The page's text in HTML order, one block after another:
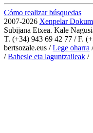
Cómo realizar búsquedas
2007-2026 Xenpelar
Subijana Etxea. Kale
T. (+34) 943 69 42 77 / F.
bertsozale.eus /Lege oharra
/Babesle eta laguntzaileak /